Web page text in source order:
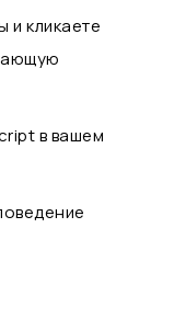
и кликаете
в вашем